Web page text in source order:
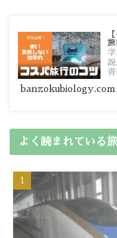
旅
banzokubiology.com
よく読まれている